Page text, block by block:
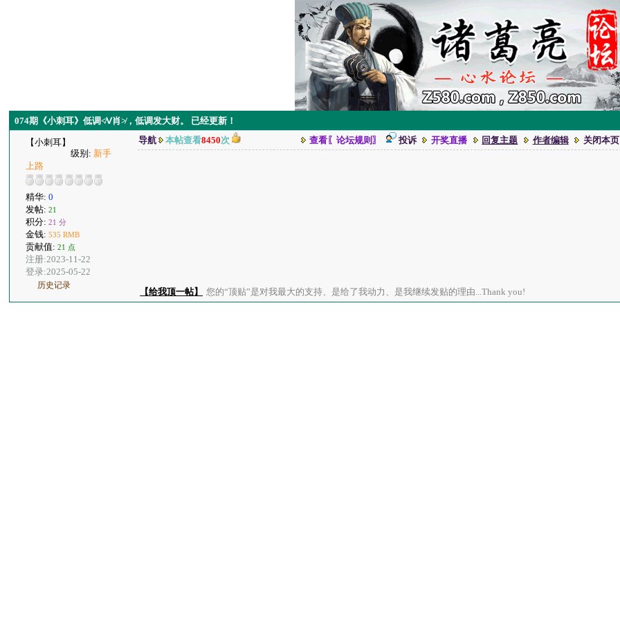
074期《小刺耳》低调≮Ⅴ肖≯，低调发大财。 已经更新！
【小刺耳】
级别: 新手
上路
精华:0
发帖:21
积分:21 分
金钱:535 RMB
贡献值:21 点
注册:2023-11-22
登录:2025-05-22
历史记录
导航 本帖查看8450次 查看〖论坛规则〗 投诉 开奖直播 回复主题 作者编辑 关闭本页
【给我顶一帖】 您的“顶贴”是对我最大的支持、是给了我动力、是我继续发贴的理由...Thank you!